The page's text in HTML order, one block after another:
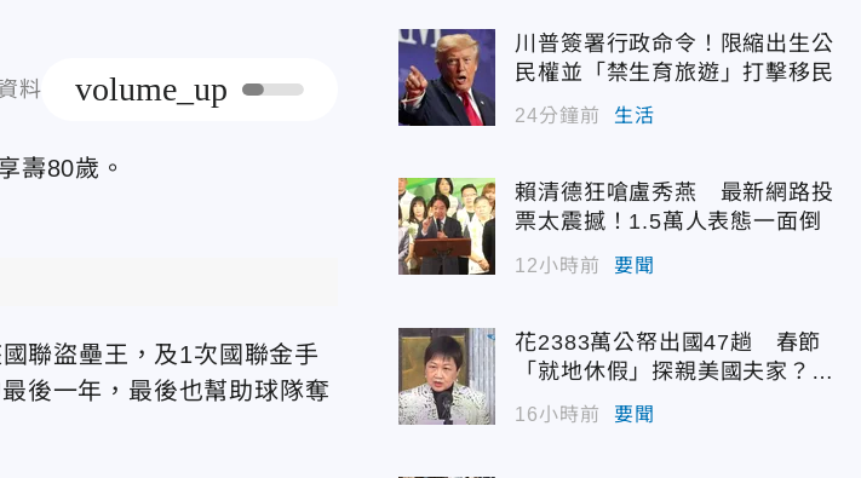
料 volume_up
壽80歲。
聯盜壘王，及1次國聯金手
後一年，最後也幫助球隊奪
川普簽署行政命令！限縮出生公
民權並「禁生育旅遊」打擊移民
24分鐘前 生活
賴清德狂嗆盧秀燕 最新網路投
票太震撼！1.5萬人表態一面倒
12小時前 要聞
花2383萬公帑出國47趟 春節
「就地休假」探親美國夫家？徐
佳青回應了
16小時前 要聞